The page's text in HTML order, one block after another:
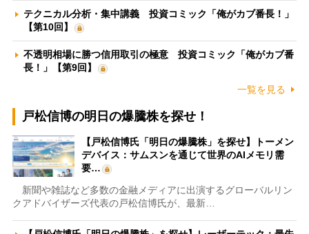
テクニカル分析・集中講義 投資コミック「俺がカブ番長！」
【第10回】
不透明相場に勝つ信用取引の極意 投資コミック「俺がカブ番
長！」【第9回】
一覧を見る
戸松信博の明日の爆騰株を探せ！
【戸松信博氏「明日の爆騰株」を探せ】トーメン
デバイス：サムスンを通じて世界のAIメモリ需
要…
新聞や雑誌など多数の金融メディアに出演するグローバルリン
クアドバイザーズ代表の戸松信博氏が、最新…